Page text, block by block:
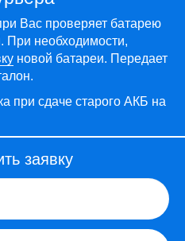
Вас проверяет батарею
При необходимости,
новой батареи. Передает
при сдаче старого АКБ на
заявку